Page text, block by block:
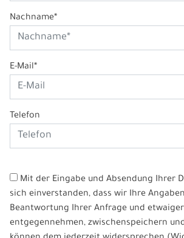
Nachname*
E-Mail*
Telefon
Mit der Eingabe und Absendung Ihrer
sich einverstanden, dass wir Ihre
Beantwortung Ihrer Anfrage und
entgegennehmen, zwischenspeichern